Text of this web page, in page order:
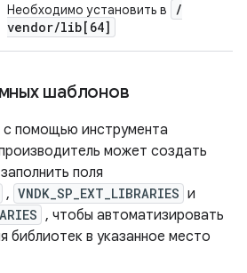
Необходимо установить в
/
vendor/lib[64]
шаблонов
помощью инструмента
может создать
поля
, VNDK_SP_EXT_LIBRARIES и
, чтобы автоматизировать
библиотек в указанное место